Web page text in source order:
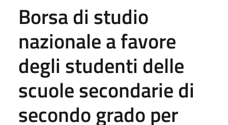
Borsa di studio
nazionale a favore
degli studenti delle
scuole secondarie di
secondo grado per